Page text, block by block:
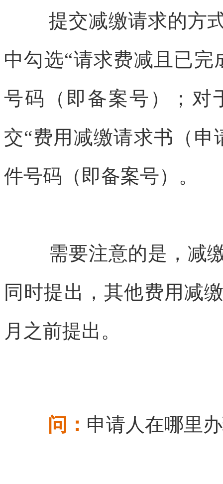
提交减缴请求的方
中勾选“请求费减且已
号码（即备案号）；对
交“费用减缴请求书（
件号码（即备案号）。
需要注意的是，减
同时提出，其他费用减
月之前提出。
问： 申请人在哪里